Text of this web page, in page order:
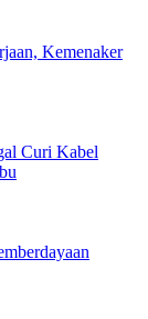
Kemenaker
Curi Kabel